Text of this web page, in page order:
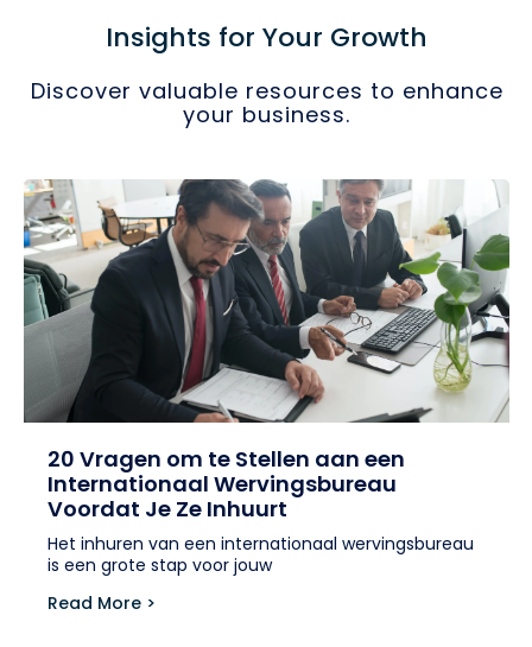
Insights for Your Growth
Discover valuable resources to enhance
your business.
20 Vragen om te Stellen aan een
Internationaal Wervingsbureau
Voordat Je Ze Inhuurt
Het inhuren van een internationaal wervingsbureau
is een grote stap voor jouw
Read More >